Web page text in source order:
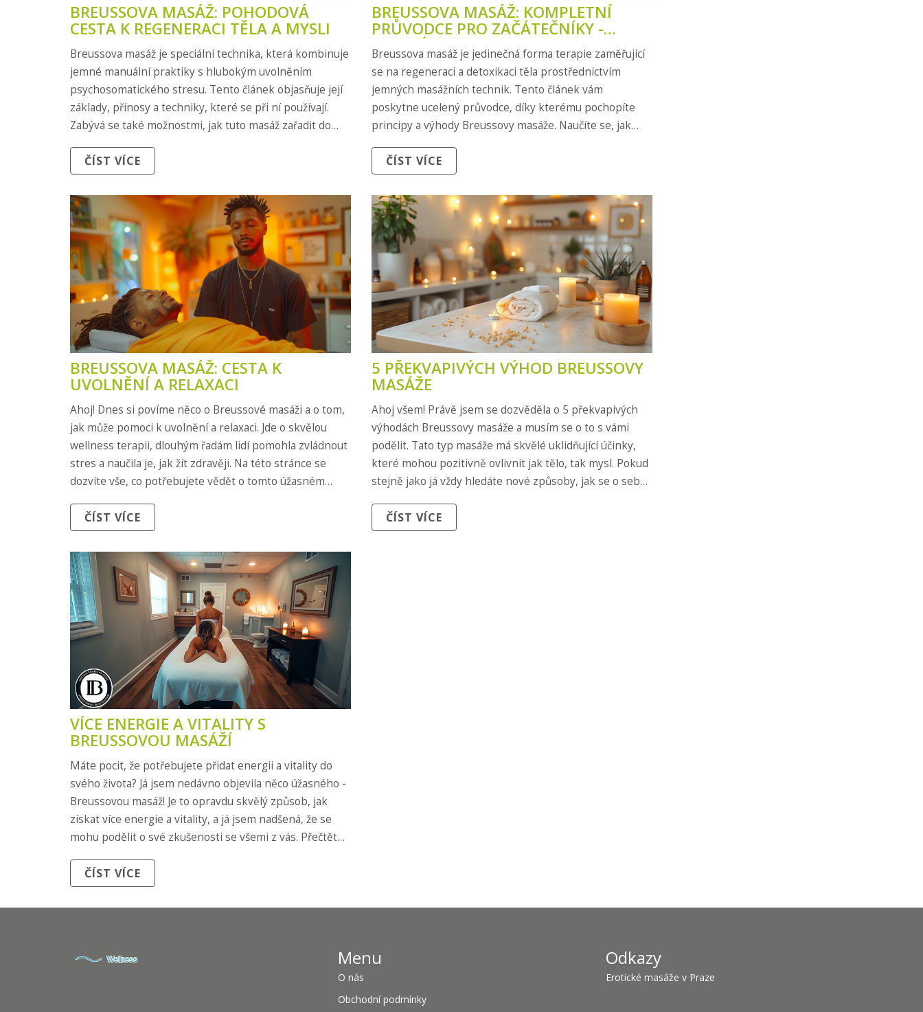
BREUSSOVA MASÁŽ: POHODOVÁ
CESTA K REGENERACI TĚLA A MYSLI
Breussova masáž je speciální technika, která kombinuje
jemné manuální praktiky s hlubokým uvolněním
psychosomatického stresu. Tento článek objasňuje její
základy, přínosy a techniky, které se při ní používají.
Zabývá se také možnostmi, jak tuto masáž zařadit do
maximální užitek z těchto sezení.
ČÍST VÍCE
BREUSSOVA MASÁŽ: KOMPLETNÍ
PRŮVODCE PRO ZAČÁTEČNÍKY -
ZDRAVÍ A REGENERACE
Breussova masáž je jedinečná forma terapie zaměřující
se na regeneraci a detoxikaci těla prostřednictvím
jemných masážních technik. Tento článek vám
poskytne ucelený průvodce, díky kterému pochopíte
principy a výhody Breussovy masáže. Naučíte se, jak
ní získat maximum pro vaše zdraví.
ČÍST VÍCE
BREUSSOVA MASÁŽ: CESTA K
UVOLNĚNÍ A RELAXACI
Ahoj! Dnes si povíme něco o Breussové masáži a o tom,
jak může pomoci k uvolnění a relaxaci. Jde o skvělou
wellness terapii, dlouhým řadám lidí pomohla zvládnout
stres a naučila je, jak žít zdravěji. Na této stránce se
dozvíte vše, co potřebujete vědět o tomto úžasném
ČÍST VÍCE
5 PŘEKVAPIVÝCH VÝHOD BREUSSOVY
MASÁŽE
Ahoj všem! Právě jsem se dozvěděla o 5 překvapivých
výhodách Breussovy masáže a musím se o to s vámi
podělit. Tato typ masáže má skvělé uklidňující účinky,
které mohou pozitivně ovlivnit jak tělo, tak mysl. Pokud
stejně jako já vždy hledáte nové způsoby, jak se o sebe
Uvidíte, že Breussova masáž nabízí mnoho více než
byste čekali!
ČÍST VÍCE
VÍCE ENERGIE A VITALITY S
BREUSSOVOU MASÁŽÍ
Máte pocit, že potřebujete přidat energii a vitality do
svého života? Já jsem nedávno objevila něco úžasného -
Breussovou masáž! Je to opravdu skvělý způsob, jak
získat více energie a vitality, a já jsem nadšená, že se
mohu podělit o své zkušenosti se všemi z vás. Přečtěte
si dopřát trochu wellness.
ČÍST VÍCE
Menu
O nás
Obchodní podmínky
Odkazy
Erotické masáže v Praze